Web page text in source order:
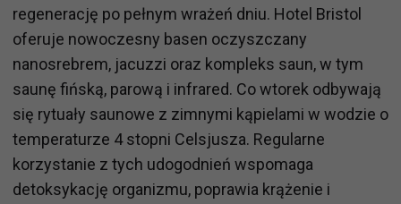
regenerację po pełnym wrażeń dniu. Hotel Bristol
oferuje nowoczesny basen oczyszczany
nanosrebrem, jacuzzi oraz kompleks saun, w tym
saunę fińską, parową i infrared. Co wtorek odbywają
się rytuały saunowe z zimnymi kąpielami w wodzie o
temperaturze 4 stopni Celsjusza. Regularne
korzystanie z tych udogodnień wspomaga
detoksykację organizmu, poprawia krążenie i